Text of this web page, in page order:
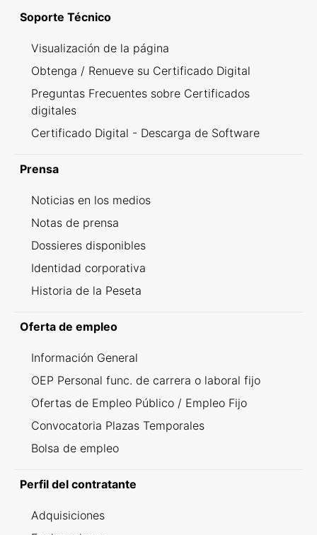
Soporte Técnico
Visualización de la página
Obtenga / Renueve su Certificado Digital
Preguntas Frecuentes sobre Certificados
digitales
Certificado Digital - Descarga de Software
Prensa
Noticias en los medios
Notas de prensa
Dossieres disponibles
Identidad corporativa
Historia de la Peseta
Oferta de empleo
Información General
OEP Personal func. de carrera o laboral fijo
Ofertas de Empleo Público / Empleo Fijo
Convocatoria Plazas Temporales
Bolsa de empleo
Perfil del contratante
Adquisiciones